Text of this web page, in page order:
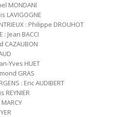
MONDANI
LAVIGOGNE
: Philippe DROUHOT
: Jean BACCI
CAZAUBON
Yves HUET
GRAS
: Eric AUDIBERT
REYNIER